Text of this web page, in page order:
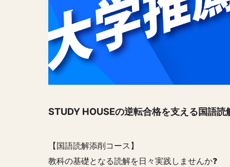
STUDY HOUSEの逆転合格を支える国語読
【国語読解添削コース】
教科の基礎となる読解を日々実践しませんか❓